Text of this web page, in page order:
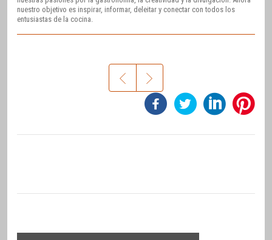
nuestro objetivo es inspirar, informar, deleitar y conectar con todos los
entusiastas de la cocina.